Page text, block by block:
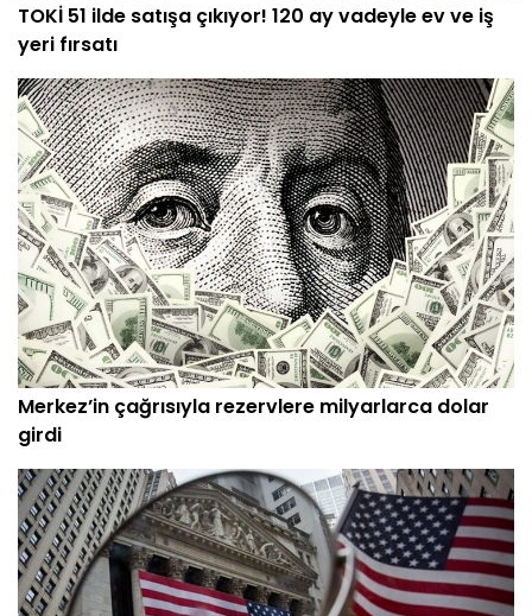
TOKİ 51 ilde satışa çıkıyor! 120 ay vadeyle ev ve iş
yeri fırsatı
Merkez’in çağrısıyla rezervlere milyarlarca dolar
girdi